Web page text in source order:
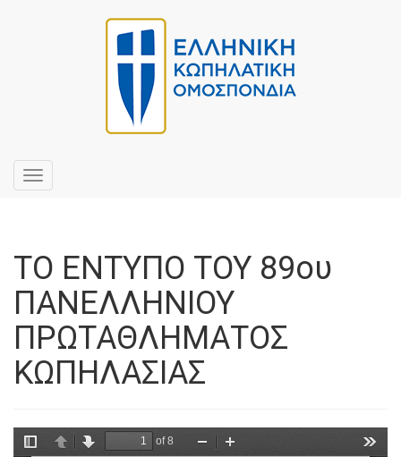
Toggle
navigation
ΤΟ ΕΝΤΥΠΟ ΤΟΥ 89ου
ΠΑΝΕΛΛΗΝΙΟΥ
ΠΡΩΤΑΘΛΗΜΑΤΟΣ
ΚΩΠΗΛΑΣΙΑΣ